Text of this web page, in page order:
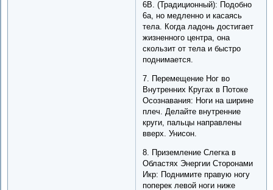
6B. (Традиционный): Подобно
6a, но медленно и касаясь
тела. Когда ладонь достигает
жизненного центра, она
скользит от тела и быстро
поднимается.
7. Перемещение Ног во
Внутренних Кругах в Потоке
Осознавания: Ноги на ширине
плеч. Делайте внутренние
круги, пальцы направлены
вверх. Унисон.
8. Приземление Слегка в
Областях Энергии Сторонами
Икр: Поднимите правую ногу
поперек левой ноги ниже